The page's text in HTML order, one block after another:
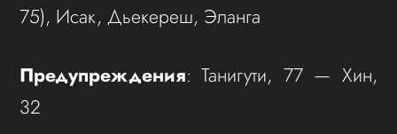
75), Исак, Дьекереш, Эланга
Предупреждения: Танигути, 77 — Хин,
32